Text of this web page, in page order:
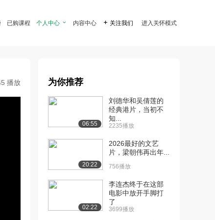
已购课程 个人中心  内容中心  关注我们 进入关怀模式
播放 为你推荐
06:55
刘德华和吴倩莲的
经典港片，当初不
知...
2235播放
20:22
2026最好的文艺
片，梁朝伟再出年...
756播放
02:22
李连杰终于在这部
电影中放开手脚打
了
3699播放